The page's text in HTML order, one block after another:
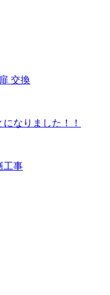
交換
なりました！！
工事